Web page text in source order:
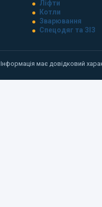
Ліфти
Котли
Зварювання
Спецодяг та ЗІЗ
Інформація має довідковий